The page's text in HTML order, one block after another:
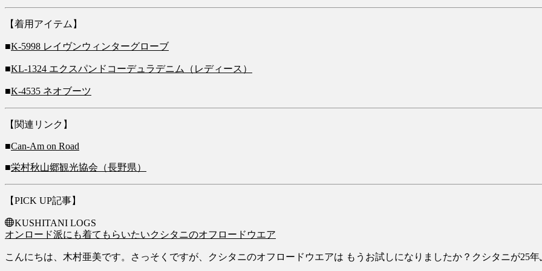
【着用アイテム】
■K-5998 レイヴンウィンターグローブ
■KL-1324 エクスパンドコーデュラデニム（レディース）
■K-4535 ネオブーツ
【関連リンク】
■Can-Am on Road
■栄村秋山郷観光協会（長野県）
【PICK UP記事】
KUSHITANI LOGS
オンロード派にも着てもらいたいクシタニのオフロードウエア
こんにちは、木村亜美です。さっそくですが、クシタニのオフロードウエアは もうお試しになりましたか？クシタニが25